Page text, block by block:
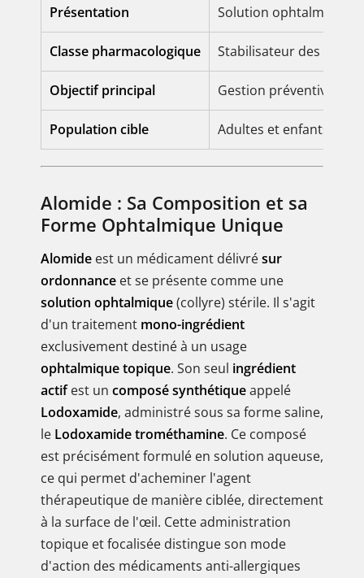
Présentation Solution ophtalmique
Classe pharmacologique Stabilisateur des
Objectif principal Gestion préventive
Population cible Adultes et enfants
Alomide : Sa Composition et sa
Forme Ophtalmique Unique
Alomide est un médicament délivrésur
ordonnance et se présente comme une
solution ophtalmique(collyre) stérile. Il s'agit
d'un traitement mono-ingrédient
exclusivement destiné à un usage
ophtalmique topique. Son seul ingrédient
actifest un composé synthétiqueappelé
Lodoxamide, administré sous sa forme saline,
le Lodoxamide trométhamine. Ce composé
est précisément formulé en solution aqueuse,
ce qui permet d'acheminer l'agent
thérapeutique de manière ciblée, directement
à la surface de l'œil. Cette administration
topique et focalisée distingue son mode
d'action des médicaments anti-allergiques